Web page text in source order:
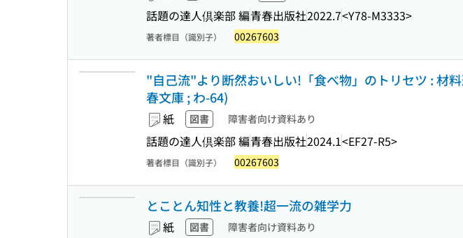
話題の達人倶楽部 編青春出版社2022.7<Y78-M3333>
著者標目（識別子） 00267603
"自己流"より断然おいしい!「食べ物」のトリセツ : 材
春文庫 ; わ-64)
紙 図書 障害者向け資料あり
話題の達人倶楽部 編青春出版社2024.1<EF27-R5>
著者標目（識別子） 00267603
とことん知性と教養!超一流の雑学力
紙 図書 障害者向け資料あり